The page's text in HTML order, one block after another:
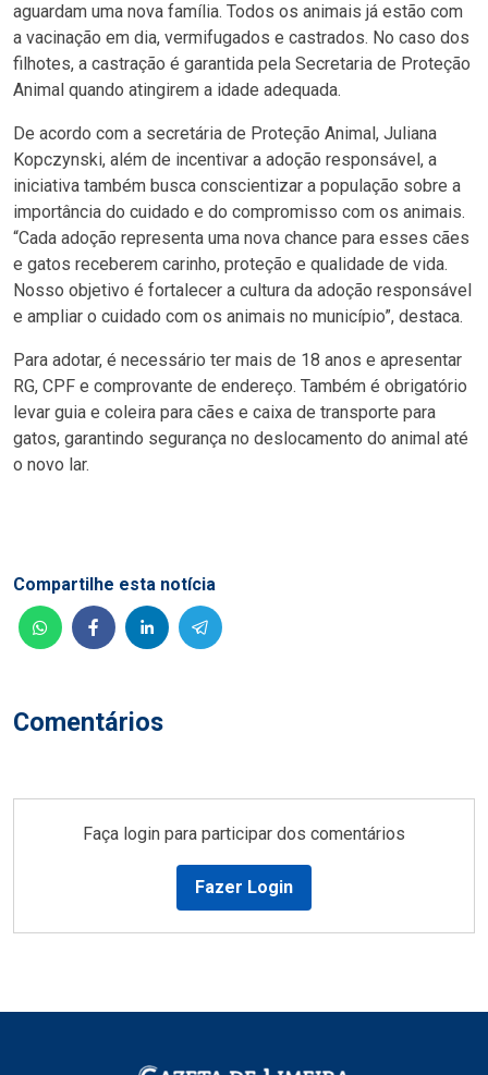
aguardam uma nova família. Todos os animais já estão com
a vacinação em dia, vermifugados e castrados. No caso dos
filhotes, a castração é garantida pela Secretaria de Proteção
Animal quando atingirem a idade adequada.
De acordo com a secretária de Proteção Animal, Juliana
Kopczynski, além de incentivar a adoção responsável, a
iniciativa também busca conscientizar a população sobre a
importância do cuidado e do compromisso com os animais.
“Cada adoção representa uma nova chance para esses cães
e gatos receberem carinho, proteção e qualidade de vida.
Nosso objetivo é fortalecer a cultura da adoção responsável
e ampliar o cuidado com os animais no município”, destaca.
Para adotar, é necessário ter mais de 18 anos e apresentar
RG, CPF e comprovante de endereço. Também é obrigatório
levar guia e coleira para cães e caixa de transporte para
gatos, garantindo segurança no deslocamento do animal até
o novo lar.
Comentários
Compartilhe esta notícia
Faça login para participar dos comentários
Fazer Login